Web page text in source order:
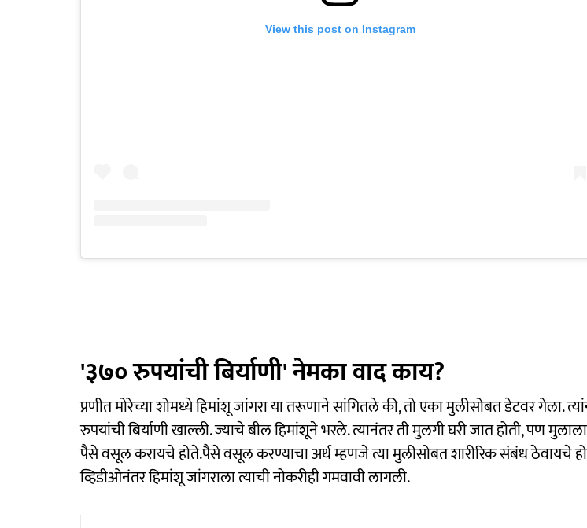
View this post on Instagram
'३७० रुपयांची बिर्याणी' नेमका वाद काय?
प्रणीत मोरेच्या शोमध्ये हिमांशू जांगरा या तरूणाने सांगितले की, तो एका मुलीसोबत डेटवर गेला.
रुपयांची बिर्याणी खाल्ली. ज्याचे बील हिमांशूने भरले. त्यानंतर ती मुलगी घरी जात होती, पण
पैसे वसूल करायचे होते.पैसे वसूल करण्याचा अर्थ म्हणजे त्या मुलीसोबत शारीरिक संबंध ठेवायचे
व्हिडीओनंतर हिमांशू जांगराला त्याची नोकरीही गमवावी लागली.